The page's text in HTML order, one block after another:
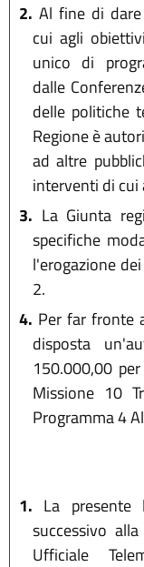
2. Al fine di
cui agli
unico di
dalle
delle politiche
Regione è
ad altre
interventi di cui
3. La Giunta
specifiche
l'erogazione
2.
4. Per far fronte
disposta
150.000,00
Missione 10
Programma 4
1. La
successivo
Ufficiale